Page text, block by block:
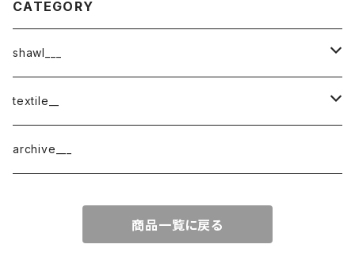
CATEGORY
shawl___
cotton
border
cotton × wool
textile__
織物
archive___
商品一覧に戻る